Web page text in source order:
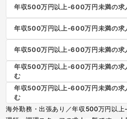
年収500万円以上-600万円未満の求
年収500万円以上-600万円未満の求
年収500万円以上-600万円未満の求
年収500万円以上-600万円未満の求
む
年収500万円以上-600万円未満の求
む
海外勤務・出張あり／年収500万円以